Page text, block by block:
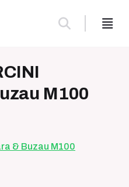
M100
& Buzau M100